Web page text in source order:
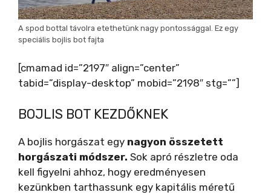
A spod bottal távolra etethetünk nagy pontossággal. Ez egy
speciális bojlis bot fajta
[cmamad id=”2197″ align=”center”
tabid=”display-desktop” mobid=”2198″ stg=””]
BOJLIS BOT KEZDŐKNEK
A bojlis horgászat egy nagyon összetett
horgászati módszer. Sok apró részletre oda
kell figyelni ahhoz, hogy eredményesen
kezünkben tarthassunk egy kapitális méretű